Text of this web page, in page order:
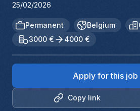
25/02/2026
Permanent Belgium
3000 €
4000 €
Copy link
Apply for this job